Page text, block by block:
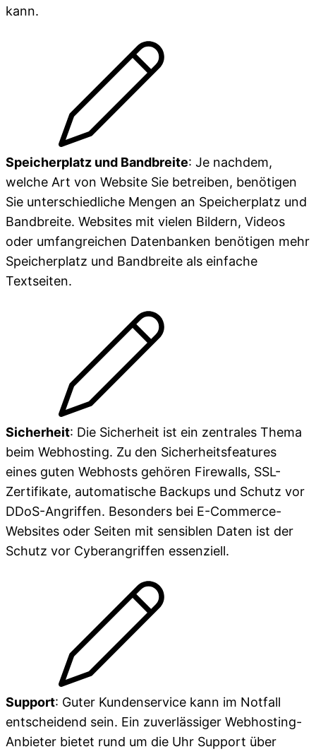
kann.
Speicherplatz und Bandbreite: Je nachdem,
welche Art von Website Sie betreiben, benötigen
Sie unterschiedliche Mengen an Speicherplatz und
Bandbreite. Websites mit vielen Bildern, Videos
oder umfangreichen Datenbanken benötigen mehr
Speicherplatz und Bandbreite als einfache
Textseiten.
Sicherheit: Die Sicherheit ist ein zentrales Thema
beim Webhosting. Zu den Sicherheitsfeatures
eines guten Webhosts gehören Firewalls, SSL-
Zertifikate, automatische Backups und Schutz vor
DDoS-Angriffen. Besonders bei E-Commerce-
Websites oder Seiten mit sensiblen Daten ist der
Schutz vor Cyberangriffen essenziell.
Support: Guter Kundenservice kann im Notfall
entscheidend sein. Ein zuverlässiger Webhosting-
Anbieter bietet rund um die Uhr Support über